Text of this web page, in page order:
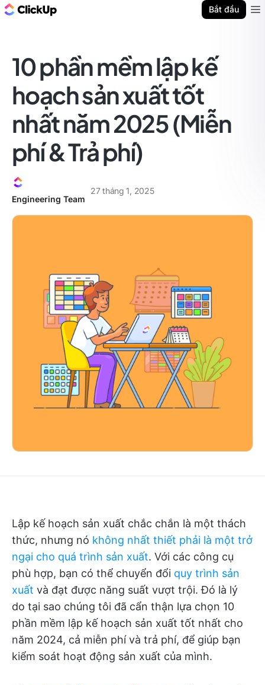
Bắt đầu
10 phần mềm lập kế
hoạch sản xuất tốt
nhất năm 2025 (Miễn
phí & Trả phí)
Engineering Team
27 tháng 1, 2025
Lập kế hoạch sản xuất chắc chắn là một thách
thức, nhưng nó không nhất thiết phải là một trở
ngại cho quá trình sản xuất. Với các công cụ
phù hợp, bạn có thể chuyển đổi quy trình sản
xuất và đạt được năng suất vượt trội. Đó là lý
do tại sao chúng tôi đã cẩn thận lựa chọn 10
phần mềm lập kế hoạch sản xuất tốt nhất cho
năm 2024, cả miễn phí và trả phí, để giúp bạn
kiểm soát hoạt động sản xuất của mình.